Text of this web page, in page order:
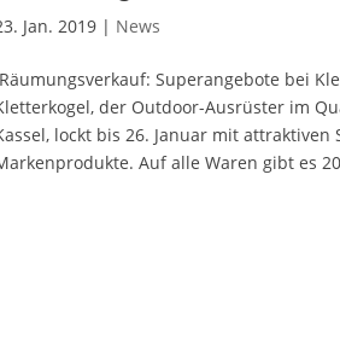
Jan. 2019 | News
Räumungsverkauf: Superangebote bei
der Outdoor-Ausrüster im
lockt bis 26. Januar mit
Auf alle Waren gibt es